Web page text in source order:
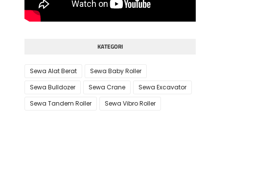
KATEGORI
Sewa Alat Berat
Sewa Baby Roller
Sewa Bulldozer
Sewa Crane
Sewa Excavator
Sewa Tandem Roller
Sewa Vibro Roller